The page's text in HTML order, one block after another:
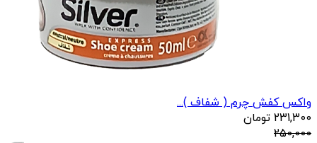
واکس کفش چرم ( شفاف )...
231,300 تومان
250,000